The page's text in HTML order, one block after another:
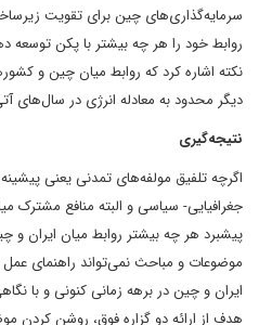
سرمایه‌گذاری‌های چین برای تقویت
روابط خود را هر چه بیشتر با پکن توسعه
نکته اشاره کرد که روابط میان چین و
دیگر محدود به معادله انرژی در سال‌های
نتیجه‌گیری
اگرچه تلفیق مولفه‌های تمدنی یعنی
جغرافیایی- سیاسی و البته منافع مشترک
پیشبرد هر چه بیشتر روابط میان ایران و
موضوعات و مباحث نمی‌تواند راهنمای
ایران و چین در برهه زمانی کنونی و با
هدف از ارائه دو گزاره فوق، روشن کردن